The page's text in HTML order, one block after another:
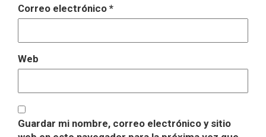
Correo electrónico *
Web
Guardar mi nombre, correo electrónico y sitio